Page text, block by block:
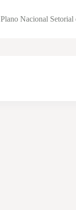
Plano Nacional Setorial